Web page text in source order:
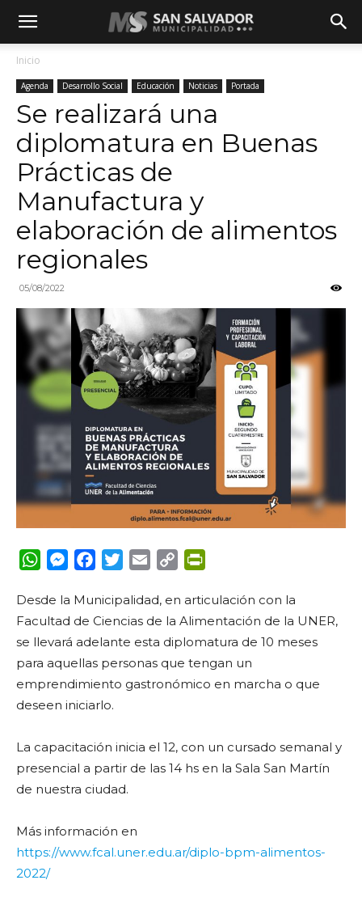
Inicio
Agenda Desarrollo Social Educación Noticias Portada
Se realizará una
diplomatura en Buenas
Prácticas de
Manufactura y
elaboración de alimentos
regionales
05/08/2022
WhatsApp
Messenger
FacebookTwitterEmail Copy
Desde la Municipalidad, en articulación con la
Facultad de Ciencias de la Alimentación de la UNER,
se llevará adelante esta diplomatura de 10 meses
para aquellas personas que tengan un
emprendimiento gastronómico en marcha o que
deseen iniciarlo.
La capacitación inicia el 12, con un cursado semanal y
presencial a partir de las 14 hs en la Sala San Martín
de nuestra ciudad.
Más información en
https://www.fcal.uner.edu.ar/diplo-bpm-alimentos-
2022/